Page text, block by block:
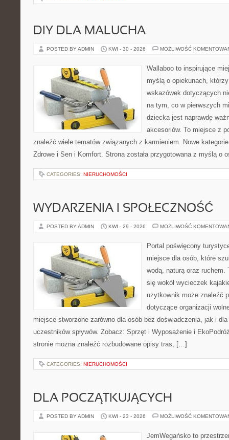
DIY DLA MALUCHA
POSTED BY ADMIN KWI - 30 - 2026 MOŻLIWOŚĆ
Wallaboo to inspirujące
myślą o opiekunach,
wskazówek dotyczących
na tym, co w pierwszych
dziecka jest naprawdę
akcesoriów. To miejsce z
znaleźć wiele tematów związanych z karmieniem. Nowe
Zdrowe i Sen i Komfort. Strona została przygotowana z myślą o
CATEGORIES: NIERUCHOMOŚCI
WYDARZENIA I SPOŁECZNOŚĆ
POSTED BY ADMIN KWI - 29 - 2026 MOŻLIWOŚĆ
Portal poświęcony
miejsce dla osób, które
wodą, naturą oraz ruchem.
się wokół wycieczek
użytkownik może znaleźć
dotyczące organizacji
miejsce stworzone zarówno dla osób bez doświadczenia, jak i
uczestników spływów. Zobacz: Sprzęt i Wyposażenie i
stronie można znaleźć rozbudowane opisy tras, […]
CATEGORIES: NIERUCHOMOŚCI
DLA POCZĄTKUJĄCYCH
POSTED BY ADMIN KWI - 23 - 2026 MOŻLIWOŚĆ
JemWegańsko to